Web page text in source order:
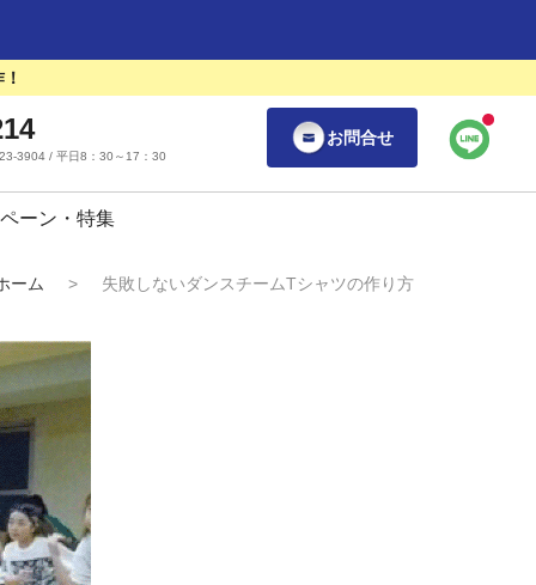
3904 / 平日8：30～17：30
お問合せ
ーン・特集
ーム > 失敗しないダンスチームTシャツの作り方